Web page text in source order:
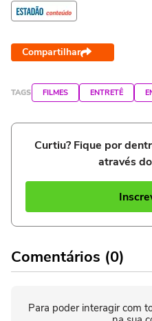
Compartilhar
TAGS FILMES ENTRETÊ
Curtiu? Fique por
através
Comentários (0)
Para poder interagir com